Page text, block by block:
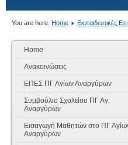
You are here: Home Εκπαιδευτικές
Home
Ανακοινώσεις
ΕΠΕΣ ΠΓ Αγίων Αναργύρων
Συμβούλιο Σχολείου ΠΓ Αγ.
Αναργύρων
Εισαγωγή Μαθητών στο ΠΓ
Αναργύρων